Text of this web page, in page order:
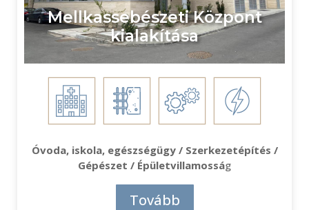
Mellkassebészeti Központ
kialakítása
Óvoda, iskola, egészségügy / Szerkezetépítés /
Gépészet / Épületvillamosság
Tovább